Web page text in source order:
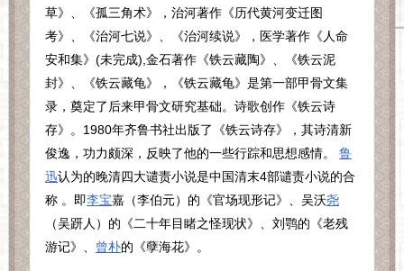
草》、《孤三角术》，治河著作《历代黄河变迁图
考》、《治河七说》、《治河续说》，医学著作《人命
安和集》 (未完成), 金石著作《铁云藏陶》、《铁云泥
封》、《铁云藏龟》，《铁云藏龟》是第一部甲骨文集
录，奠定了后来甲骨文研究基础。诗歌创作《铁云诗
存》。 1980年齐鲁书社出版了《铁云诗存》，其诗清新
俊逸，功力颇深，反映了他的一些行踪和思想感情。 鲁
迅认为的晚清四大谴责小说是中国清末4部谴责小说的合
称 。即李宝嘉（李伯元）的《官场现形记》、吴沃尧
（吴趼人）的《二十年目睹之怪现状》、刘鹗的《老残
游记》、 曾朴的《孽海花》。